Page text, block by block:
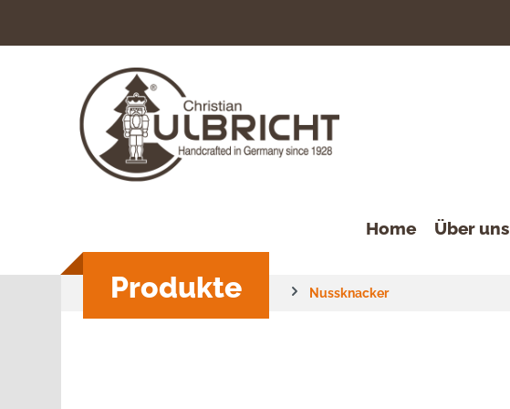
Home
Produkte
Über uns
Nussknacker